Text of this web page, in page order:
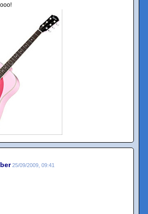
25/09/2009, 09:41